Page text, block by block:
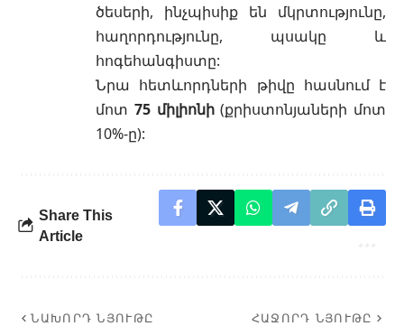
ծեսերի, ինչպիսիք են մկրտությունը,
հաղորդությունը, պսակը և
հոգեհանգիստը:
Նրա հետևորդների թիվը հասնում է
մոտ 75 միլիոնի(քրիստոնյաների մոտ
10%-ը):
Share This
Article
ՆԱԽՈՐԴ ՆՅՈՒԹԸ ՀԱՋՈՐԴ ՆՅՈՒԹԸ